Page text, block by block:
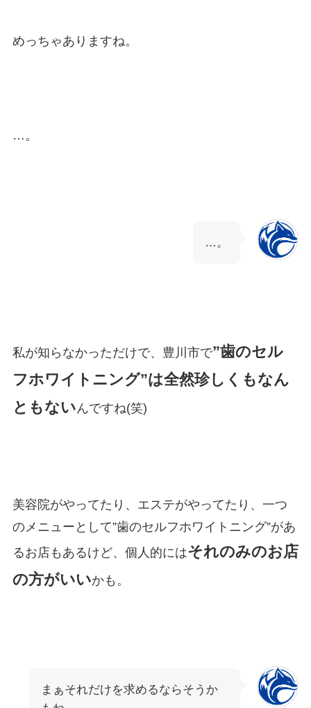
めっちゃありますね。
…。
…。
私が知らなかっただけで、豊川市で”歯のセル
フホワイトニング”は全然珍しくもなん
ともないんですね(笑)
美容院がやってたり、エステがやってたり、一つ
のメニューとして”歯のセルフホワイトニング”があ
るお店もあるけど、個人的にはそれのみのお店
の方がいいかも。
まぁそれだけを求めるならそうか